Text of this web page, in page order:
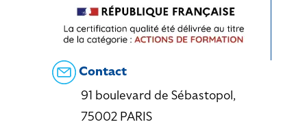
Contact
91 boulevard de Sébastopol,
75002 PARIS